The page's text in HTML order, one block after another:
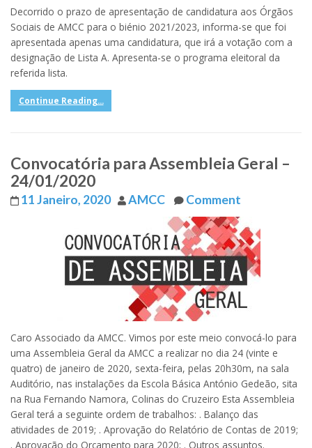
Decorrido o prazo de apresentação de candidatura aos Órgãos
Sociais de AMCC para o biénio 2021/2023, informa-se que foi
apresentada apenas uma candidatura, que irá a votação com a
designação de Lista A. Apresenta-se o programa eleitoral da
referida lista.
Continue Reading...
Convocatória para Assembleia Geral –
24/01/2020
11 Janeiro, 2020 AMCC Comment
Caro Associado da AMCC. Vimos por este meio convocá-lo para
uma Assembleia Geral da AMCC a realizar no dia 24 (vinte e
quatro) de janeiro de 2020, sexta-feira, pelas 20h30m, na sala
Auditório, nas instalações da Escola Básica António Gedeão, sita
na Rua Fernando Namora, Colinas do Cruzeiro Esta Assembleia
Geral terá a seguinte ordem de trabalhos: . Balanço das
atividades de 2019; . Aprovação do Relatório de Contas de 2019;
. Aprovação do Orçamento para 2020; . Outros assuntos.